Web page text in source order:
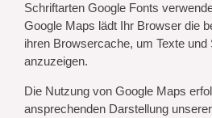
Schriftarten Google Fonts
Google Maps lädt Ihr Browser die
ihren Browsercache, um Texte
anzuzeigen.
Die Nutzung von Google Maps
ansprechenden Darstellung